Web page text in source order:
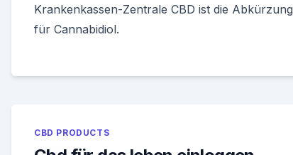
Krankenkassen-Zentrale CBD ist die Abkürzung
für Cannabidiol.
CBD PRODUCTS